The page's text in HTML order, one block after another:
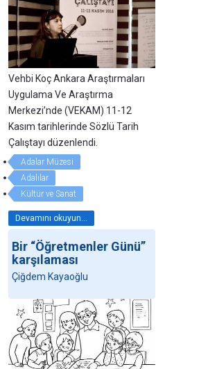
Vehbi Koç Ankara Araştırmaları
Uygulama Ve Araştırma
Merkezi’nde (VEKAM) 11-12
Kasım tarihlerinde Sözlü Tarih
Çalıştayı düzenlendi.
Adalar Müzesi
Adalılar
Kültür ve Sanat
Devamını okuyun...
Bir “Öğretmenler Günü”
karşılaması
Çiğdem Kayaoğlu